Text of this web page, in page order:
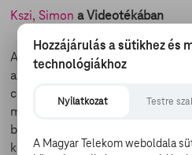
Kszi, Simon a Videotékában
A tizenhét esztendős Simon
az első szerelem témája
családja és barátai még nem
még csak nem is sejti, ki az az
belezúgott. A két ügy megoldása
kacagtató, rémisztő és
Hozzájárulás a sütikhez és
technológiákhoz
Nyilatkozat Testre
A Magyar Telekom weboldala